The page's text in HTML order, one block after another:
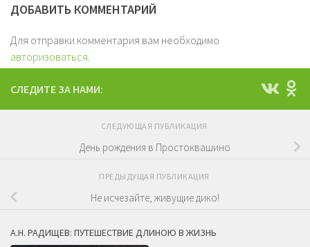
ДОБАВИТЬ КОММЕНТАРИЙ
Для отправки комментария вам необходимо
авторизоваться
СЛЕДИТЕ ЗА НАМИ:
СЛЕДУЮЩАЯ ПУБЛИКАЦИЯ
День рождения в Простоквашино
ПРЕДЫДУЩАЯ ПУБЛИКАЦИЯ
Не исчезайте, живущие дико!
А.Н. РАДИЩЕВ: ПУТЕШЕСТВИЕ ДЛИНОЮ В ЖИЗНЬ